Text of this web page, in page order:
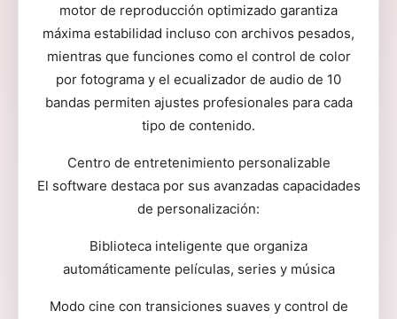
motor de reproducción optimizado garantiza
máxima estabilidad incluso con archivos pesados,
mientras que funciones como el control de color
por fotograma y el ecualizador de audio de 10
bandas permiten ajustes profesionales para cada
tipo de contenido.
Centro de entretenimiento personalizable
El software destaca por sus avanzadas capacidades
de personalización:
Biblioteca inteligente que organiza
automáticamente películas, series y música
Modo cine con transiciones suaves y control de